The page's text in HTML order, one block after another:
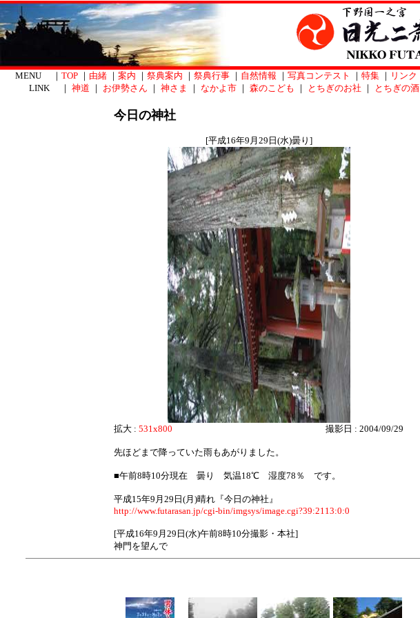
MENU ｜ TOP ｜ 由緒 ｜ 案内 ｜ 祭典案内 ｜ 祭典行事 ｜ 自然情報 ｜ 写真コンテスト ｜ 特集 ｜ リンク
LINK ｜ 神道 ｜ お伊勢さん ｜ 神さま ｜ なかよ市 ｜ 森のこども ｜ とちぎのお社 ｜ とちぎの酒
今日の神社
[平成16年9月29日(水)曇り]
拡大 : 531x800 撮影日 : 2004/09/29
先ほどまで降っていた雨もあがりました。
■午前8時10分現在 曇り 気温18℃ 湿度78％ です。
平成15年9月29日(月)晴れ『今日の神社』
http://www.futarasan.jp/cgi-bin/imgsys/image.cgi?39:2113:0:0
[平成16年9月29日(水)午前8時10分撮影・本社]
神門を望んで